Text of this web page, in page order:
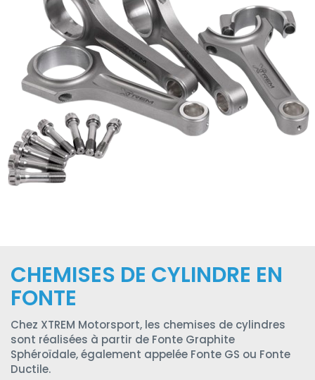
CHEMISES DE CYLINDRE EN
FONTE
Chez XTREM Motorsport, les chemises de cylindres
sont réalisées à partir de Fonte Graphite
Sphéroïdale, également appelée Fonte GS ou Fonte
Ductile.